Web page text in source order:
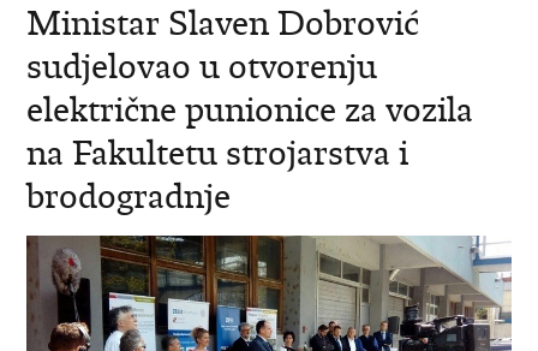
Ministar Slaven Dobrović
sudjelovao u otvorenju
električne punionice za vozila
na Fakultetu strojarstva i
brodogradnje